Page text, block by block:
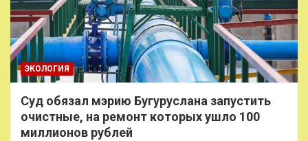
ЭКОЛОГИЯ
Суд обязал мэрию Бугуруслана запустить
очистные, на ремонт которых ушло 100
миллионов рублей